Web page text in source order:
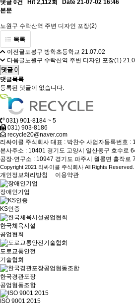
댓글 0건
Hit 2,112회
Date 21-07-02 16:46
본문
노원구 수락산역 주변 디자인 포장(2)
목록
이전글도봉구 방학초등학교 21.07.02
다음글노원구 수락산역 주변 디자인 포장(1)
댓글 0
댓글목록
등록된 댓글이 없습니다.
031) 901-8184 ~ 5
031) 903-8186
recycle20@naver.com
리싸이클 주식회사 대표 : 박찬수 사업자등록번호 :
본사주소 : 10401 경기도 고양시 일산동구 호수로
공장·연구소 : 10947 경기도 파주시 월롱면 홀작로
Copyright 2021 리싸이클 주식회사 All Rights Reserved.
개인정보처리방침 이용약관
장애인기업
KS인증
한국체육시설
공업협회
도로교통안전
기술협회
한국경관포장
공업협동조합
ISO 9001:2015